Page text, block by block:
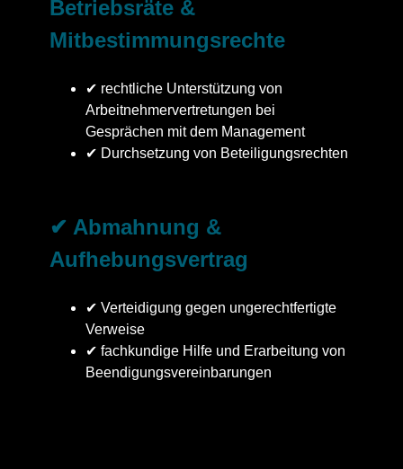
Betriebsräte &
Mitbestimmungsrechte
✔ rechtliche Unterstützung von
Arbeitnehmervertretungen bei
Gesprächen mit dem Management
✔ Durchsetzung von Beteiligungsrechten
✔ Abmahnung &
Aufhebungsvertrag
✔ Verteidigung gegen ungerechtfertigte
Verweise
✔ fachkundige Hilfe und Erarbeitung von
Beendigungsvereinbarungen